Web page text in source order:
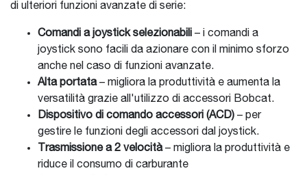
di ulteriori funzioni avanzate di serie:
Comandi a joystick selezionabili – i comandi a
joystick sono facili da azionare con il minimo sforzo
anche nel caso di funzioni avanzate.
Alta portata– migliora la produttività e aumenta la
versatilità grazie all'utilizzo di accessori Bobcat.
Dispositivo di comando accessori (ACD) – per
gestire le funzioni degli accessori dal joystick.
Trasmissione a 2 velocità– migliora la produttività e
riduce il consumo di carburante